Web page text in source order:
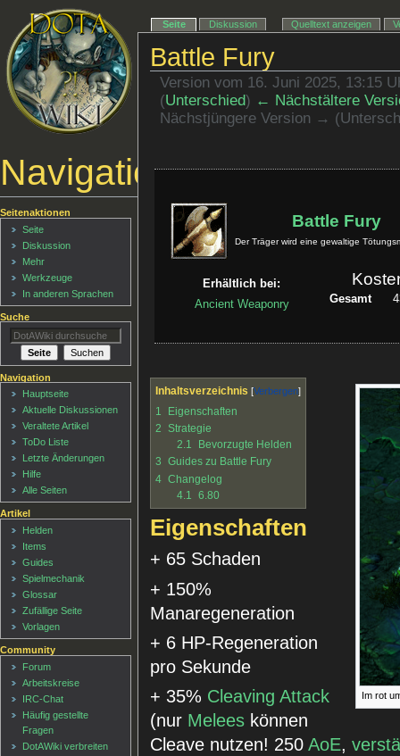
Battle Fury
Version vom 16. Juni 2025, 13:15
(Unterschied) ← Nächstältere
Nächstjüngere Version →
Battle Fury
Der Träger wird eine gewaltige
Erhältlich bei:
Ancient Weaponry
Gesamt
Im rot
Inhaltsverzeichnis
1
Eigenschaften
2 Strategie
2.1
Bevorzugte Helden
3 Guides zu Battle Fury
4 Changelog
4.1
6.80
Eigenschaften
+ 65 Schaden
+ 150%
Manaregeneration
+ 6 HP-Regeneration
pro Sekunde
+ 35% Cleaving Attack
(nur Melees können
Cleave nutzen! 250AoE,
Navigationsmenü
Seite Diskussion Quelltext anzeigen
Seitenaktionen
Seite
Diskussion
Mehr
Werkzeuge
In anderen Sprachen
Suche
Navigation
Hauptseite
Aktuelle Diskussionen
Veraltete Artikel
ToDo Liste
Letzte Änderungen
Hilfe
Alle Seiten
Artikel
Helden
Items
Guides
Spielmechanik
Glossar
Zufällige Seite
Vorlagen
Community
Forum
Arbeitskreise
IRC-Chat
Häufig gestellte
Fragen
DotAWiki verbreiten